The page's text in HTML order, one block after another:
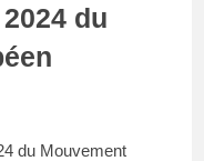
du
du Mouvement